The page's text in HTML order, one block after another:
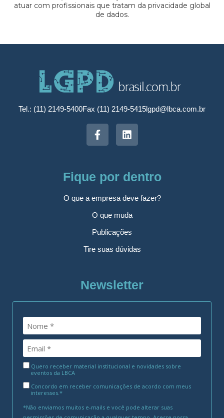
atuar com profissionais que tratam da privacidade global
de dados.
Tel.: (11) 2149-5400Fax (11) 2149-5415lgpd@lbca.com.br
Fique por dentro
O que a empresa deve fazer?
O que muda
Publicações
Tire suas dúvidas
Newsletter
Quero receber material institucional e novidades sobre
eventos da LBCA
Concordo em receber comunicações de acordo com meus
interesses.*
*Não enviamos muitos e-mails e você pode alterar suas